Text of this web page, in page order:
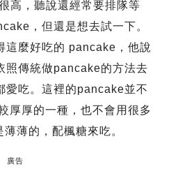
高，聽說還經常要排隊等
，但還是想去試一下。
這麼好吃的 pancake，他說
照傳統做pancake的方法去
愛吃。這裡的pancake並不
厚厚的一種，也不會用很多
薄的，配楓糖來吃。
廣告